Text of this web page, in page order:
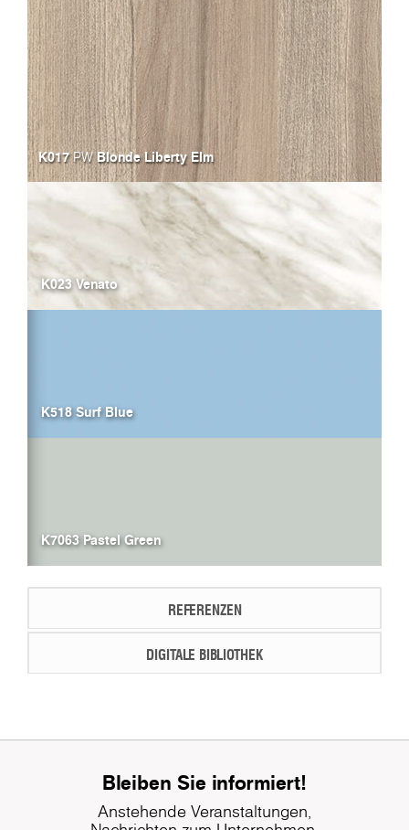
K017PWBlonde Liberty Elm
K023 Venato
K518 Surf Blue
K7063 Pastel Green
REFERENZEN
DIGITALE BIBLIOTHEK
Bleiben Sie informiert!
Anstehende Veranstaltungen,